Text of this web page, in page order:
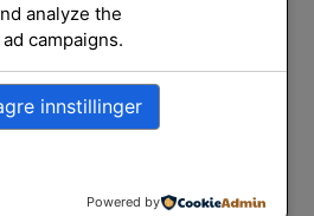
analyze the
campaigns.
innstillinger
Powered by